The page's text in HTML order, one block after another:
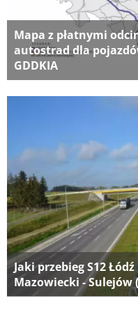
Mapa z płatnymi
autostrad dla
GDDKIA
Jaki przebieg S12
Mazowiecki - Sulejów